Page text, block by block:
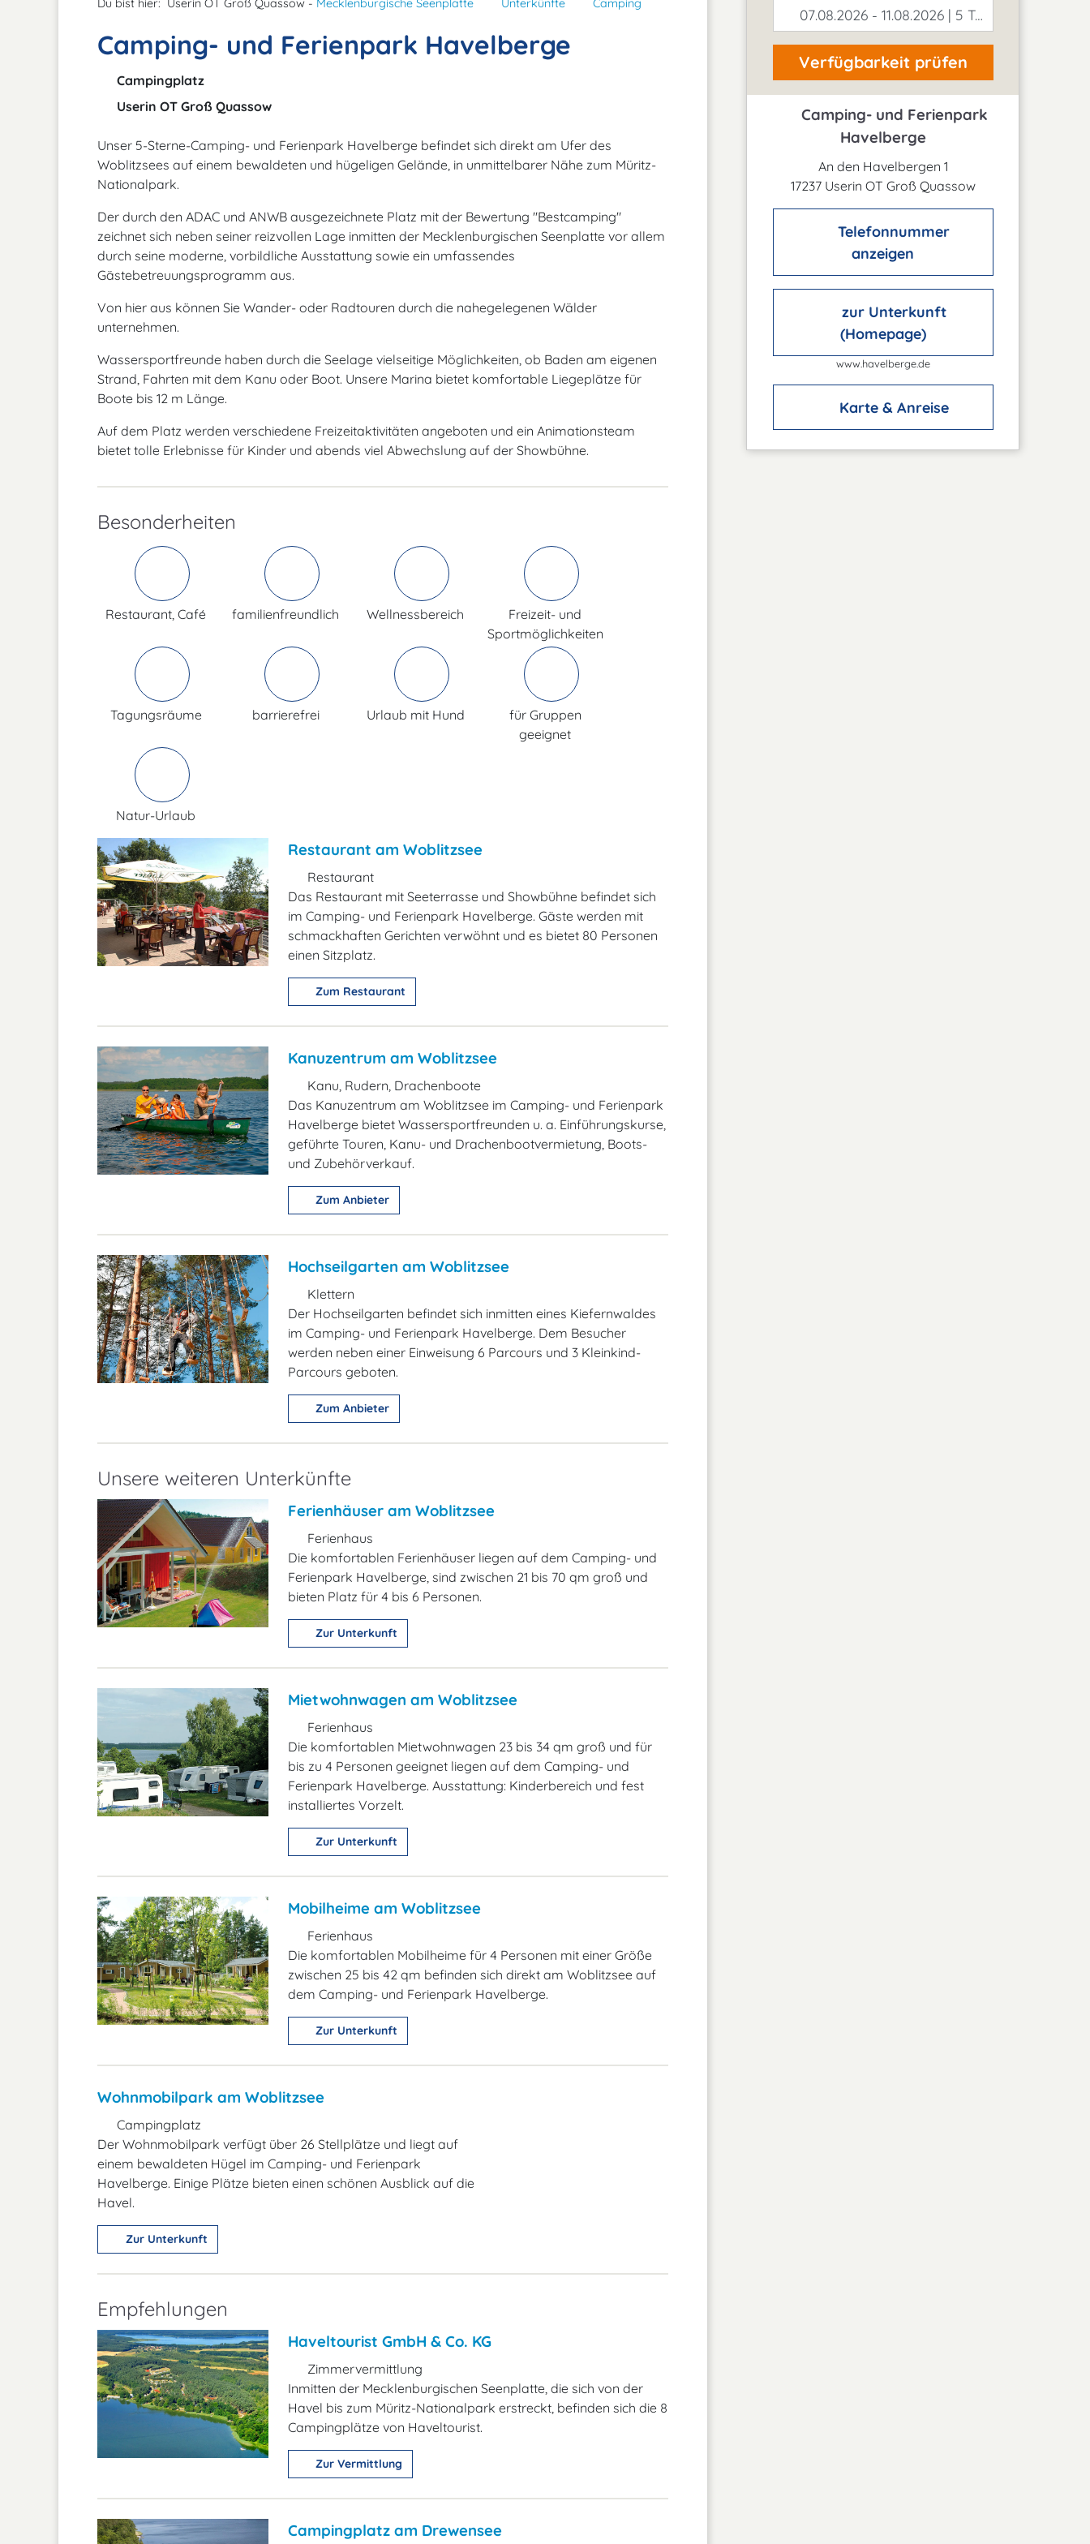
Du bist hier: Userin OT Groß Quassow - Mecklenburgische Seenplatte Unterkünfte Camping
Camping- und Ferienpark Havelberge
Campingplatz
Userin OT Groß Quassow
Unser 5-Sterne-Camping- und Ferienpark Havelberge befindet sich direkt am Ufer des
Woblitzsees auf einem bewaldeten und hügeligen Gelände, in unmittelbarer Nähe zum Müritz-
Nationalpark.
Der durch den ADAC und ANWB ausgezeichnete Platz mit der Bewertung "Bestcamping"
zeichnet sich neben seiner reizvollen Lage inmitten der Mecklenburgischen Seenplatte vor allem
durch seine moderne, vorbildliche Ausstattung sowie ein umfassendes
Gästebetreuungsprogramm aus.
Von hier aus können Sie Wander- oder Radtouren durch die nahegelegenen Wälder
unternehmen.
Wassersportfreunde haben durch die Seelage vielseitige Möglichkeiten, ob Baden am eigenen
Strand, Fahrten mit dem Kanu oder Boot. Unsere Marina bietet komfortable Liegeplätze für
Boote bis 12 m Länge.
Auf dem Platz werden verschiedene Freizeitaktivitäten angeboten und ein Animationsteam
bietet tolle Erlebnisse für Kinder und abends viel Abwechslung auf der Showbühne.
Besonderheiten
Restaurant, Café familienfreundlich Wellnessbereich
Freizeit- und
Sportmöglichkeiten
Tagungsräume barrierefrei Urlaub mit Hund
für Gruppen
geeignet
Natur-Urlaub
Restaurant am Woblitzsee
Restaurant
Das Restaurant mit Seeterrasse und Showbühne befindet sich
im Camping- und Ferienpark Havelberge. Gäste werden mit
schmackhaften Gerichten verwöhnt und es bietet 80 Personen
einen Sitzplatz.
Zum Restaurant
Kanuzentrum am Woblitzsee
Kanu, Rudern, Drachenboote
Das Kanuzentrum am Woblitzsee im Camping- und Ferienpark
Havelberge bietet Wassersportfreunden u. a. Einführungskurse,
geführte Touren, Kanu- und Drachenbootvermietung, Boots-
und Zubehörverkauf.
Zum Anbieter
Hochseilgarten am Woblitzsee
Klettern
Der Hochseilgarten befindet sich inmitten eines Kiefernwaldes
im Camping- und Ferienpark Havelberge. Dem Besucher
werden neben einer Einweisung 6 Parcours und 3 Kleinkind-
Parcours geboten.
Zum Anbieter
Unsere weiteren Unterkünfte
Ferienhäuser am Woblitzsee
Ferienhaus
Die komfortablen Ferienhäuser liegen auf dem Camping- und
Ferienpark Havelberge, sind zwischen 21 bis 70 qm groß und
bieten Platz für 4 bis 6 Personen.
Zur Unterkunft
Mietwohnwagen am Woblitzsee
Ferienhaus
Die komfortablen Mietwohnwagen 23 bis 34 qm groß und für
bis zu 4 Personen geeignet liegen auf dem Camping- und
Ferienpark Havelberge. Ausstattung: Kinderbereich und fest
installiertes Vorzelt.
Zur Unterkunft
Mobilheime am Woblitzsee
Ferienhaus
Die komfortablen Mobilheime für 4 Personen mit einer Größe
zwischen 25 bis 42 qm befinden sich direkt am Woblitzsee auf
dem Camping- und Ferienpark Havelberge.
Zur Unterkunft
Wohnmobilpark am Woblitzsee
Campingplatz
Der Wohnmobilpark verfügt über 26 Stellplätze und liegt auf
einem bewaldeten Hügel im Camping- und Ferienpark
Havelberge. Einige Plätze bieten einen schönen Ausblick auf die
Havel.
Zur Unterkunft
Empfehlungen
Haveltourist GmbH & Co. KG
Zimmervermittlung
Inmitten der Mecklenburgischen Seenplatte, die sich von der
Havel bis zum Müritz-Nationalpark erstreckt, befinden sich die 8
Campingplätze von Haveltourist.
Zur Vermittlung
Campingplatz am Drewensee
07.08.2026 - 11.08.2026 | 5 Tage
Verfügbarkeit prüfen
Camping- und Ferienpark
Havelberge
An den Havelbergen 1
17237 Userin OT Groß Quassow
Telefonnummer
anzeigen
zur Unterkunft
(Homepage)
www.havelberge.de
Karte & Anreise